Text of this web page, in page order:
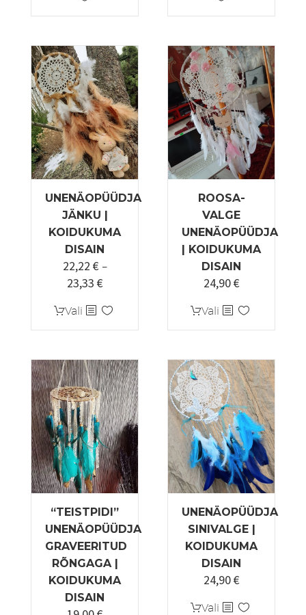
UNENÄOPÜÜDJA
JÄNKU |
KOIDUKUMA
DISAIN
22,22 € –
23,33 €Hinnavahemik:
kuni
23,33 €
Vali Sellel
tootel
mitu
varianti.
Valikuid
saab
teha
tootelehel.
ROOSA-
VALGE
UNENÄOPÜÜDJA
| KOIDUKUMA
DISAIN
24,90€
Vali Sellel
tootel
mitu
varianti.
Valikuid
saab
teha
tootelehel.
“TEISTPIDI”
UNENÄOPÜÜDJA
GRAVEERITUD
RÕNGAGA |
KOIDUKUMA
DISAIN
UNENÄOPÜÜDJA
SINIVALGE |
KOIDUKUMA
DISAIN
24,90€
Vali Sellel